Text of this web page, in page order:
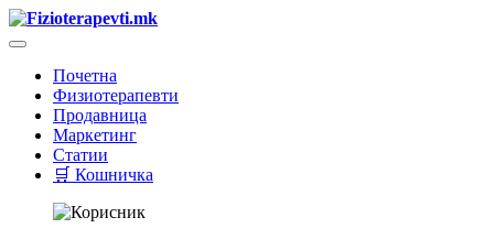
Почетна
Физиотерапевти
Продавница
Маркетинг
Статии
🛒 Кошничка